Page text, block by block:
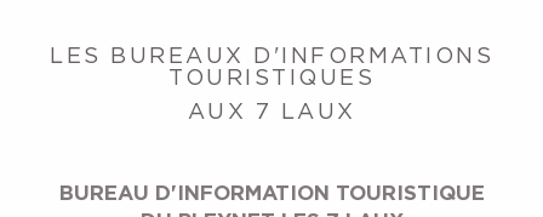
LES BUREAUX D'INFORMATIONS
TOURISTIQUES
AUX 7 LAUX
BUREAU D'INFORMATION TOURISTIQUE